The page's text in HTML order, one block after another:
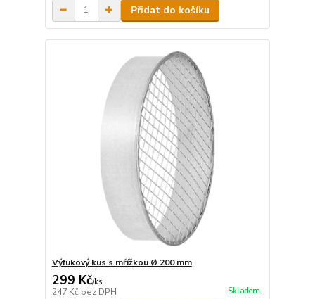
Přidat do košíku
Výfukový kus s mřížkou Ø 200 mm
299 Kč/ks
247 Kč bez DPH Skladem